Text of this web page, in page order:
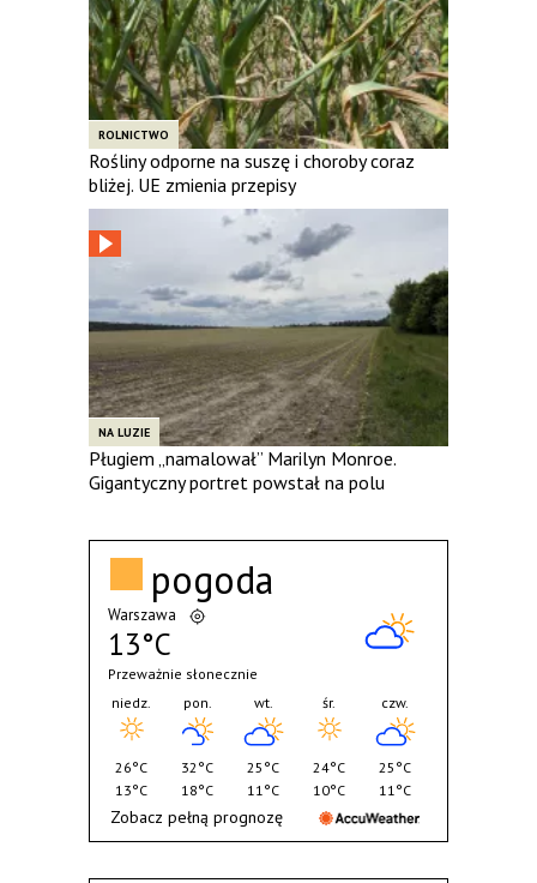
ROLNICTWO
Rośliny odporne na suszę i choroby coraz
bliżej. UE zmienia przepisy
NA LUZIE
Pługiem „namalował” Marilyn Monroe.
Gigantyczny portret powstał na polu
pogoda
Warszawa
13°C
Przeważnie słonecznie
niedz.
26°C
13°C
pon.
32°C
18°C
wt.
25°C
11°C
śr.
24°C
10°C
czw.
25°C
11°C
Zobacz pełną prognozę